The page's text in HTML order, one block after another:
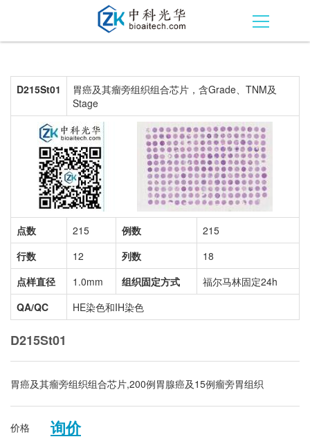
D215St01
胃癌及其瘤旁组织组合芯片，含Grade、TNM及
Stage
点数 215 例数
215
行数
12 列数
18
点样直径
1.0mm 组织固定方式
福尔马林固定24h
QA/QC
HE染色和IH染色
D215St01
胃癌及其瘤旁组织组合芯片,200例胃腺癌及15例瘤旁胃组织
价格 询价